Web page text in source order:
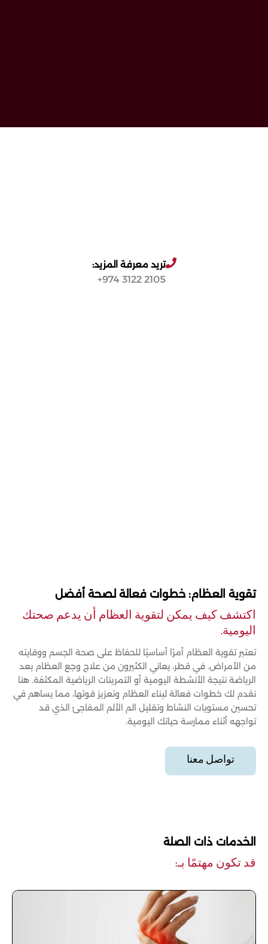
تريد معرفة المزيد:
2105 3122 974+
تقوية العظام: خطوات فعالة لصحة أفضل
اكتشف كيف يمكن لتقوية العظام أن يدعم صحتك
اليومية.
تعتبر تقوية العظام أمرًا أساسيًا للحفاظ على صحة الجسم ووقايته
من الأمراض. في قطر، يعاني الكثيرون من علاج وجع العظام بعد
الرياضة نتيجة الأنشطة اليومية أو التمرينات الرياضية المكثفة. هنا
نقدم لك خطوات فعالة لبناء العظام وتعزيز قوتها، مما يساهم في
تحسين مستويات النشاط وتقليل الم الألم المفاجئ الذي قد
تواجهه أثناء ممارسة حياتك اليومية.
تواصل معنا
الخدمات ذات الصلة
قد تكون مهتمًا بـ: